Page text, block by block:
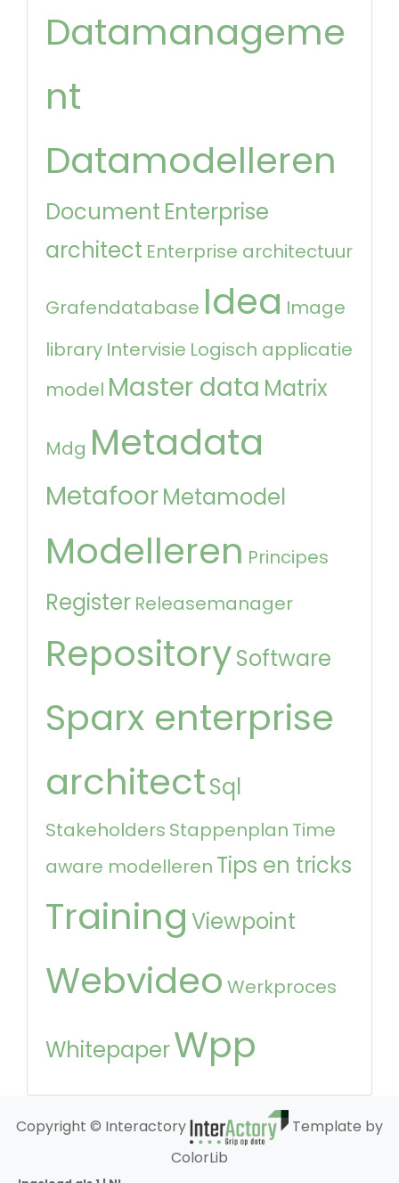
Datamanageme
nt
Datamodelleren
Document Enterprise
architect Enterprise architectuur
Grafendatabase Idea Image
library Intervisie Logisch applicatie
model Master data Matrix
Mdg Metadata
MetafoorMetamodel
Modelleren Principes
Register Releasemanager
RepositorySoftware
Sparx enterprise
architectSql
Stakeholders Stappenplan Time
aware modelleren Tips en tricks
Training Viewpoint
Webvideo Werkproces
WhitepaperWpp
Copyright © Interactory
Template by
ColorLib